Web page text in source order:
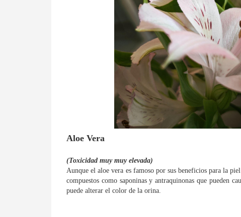
Aloe Vera
(Toxicidad muy muy elevada)
Aunque el aloe vera es famoso por sus beneficios para la
compuestos como saponinas y antraquinonas que pueden
puede alterar el color de la orina.